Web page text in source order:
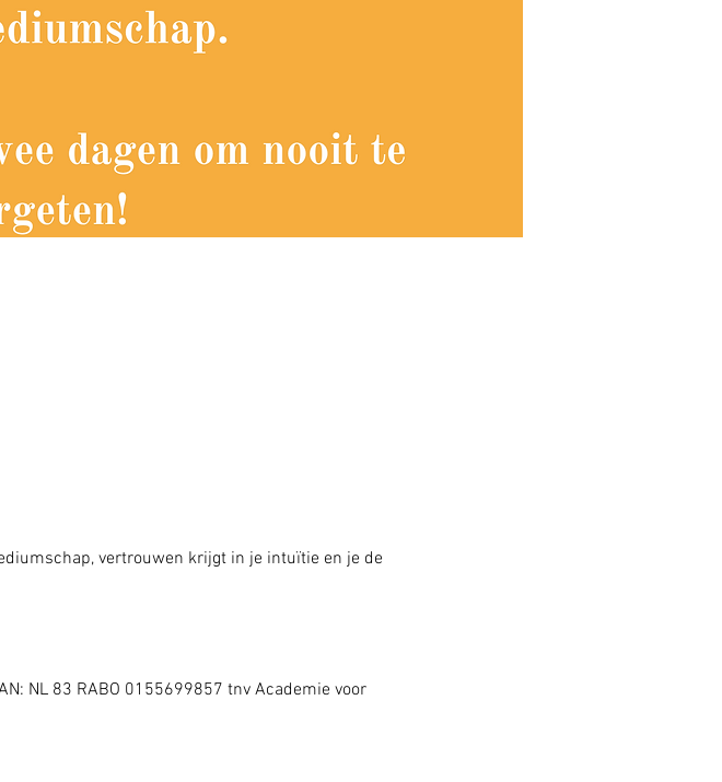
vertrouwen krijgt in je intuïtie en je de
NL 83 RABO 0155699857 tnv Academie voor